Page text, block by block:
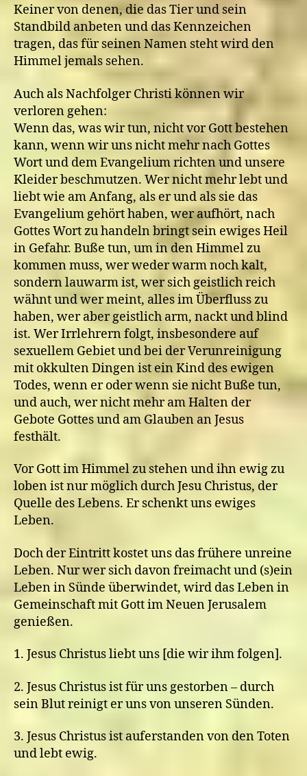
Keiner von denen, die das Tier und sein
Standbild anbeten und das Kennzeichen
tragen, das für seinen Namen steht wird den
Himmel jemals sehen.
Auch als Nachfolger Christi können wir
verloren gehen:
Wenn das, was wir tun, nicht vor Gott bestehen
kann, wenn wir uns nicht mehr nach Gottes
Wort und dem Evangelium richten und unsere
Kleider beschmutzen. Wer nicht mehr lebt und
liebt wie am Anfang, als er und als sie das
Evangelium gehört haben, wer aufhört, nach
Gottes Wort zu handeln bringt sein ewiges Heil
in Gefahr. Buße tun, um in den Himmel zu
kommen muss, wer weder warm noch kalt,
sondern lauwarm ist, wer sich geistlich reich
wähnt und wer meint, alles im Überfluss zu
haben, wer aber geistlich arm, nackt und blind
ist. Wer Irrlehrern folgt, insbesondere auf
sexuellem Gebiet und bei der Verunreinigung
mit okkulten Dingen ist ein Kind des ewigen
Todes, wenn er oder wenn sie nicht Buße tun,
und auch, wer nicht mehr am Halten der
Gebote Gottes und am Glauben an Jesus
festhält.
Vor Gott im Himmel zu stehen und ihn ewig zu
loben ist nur möglich durch Jesu Christus, der
Quelle des Lebens. Er schenkt uns ewiges
Leben.
Doch der Eintritt kostet uns das frühere unreine
Leben. Nur wer sich davon freimacht und (s)ein
Leben in Sünde überwindet, wird das Leben in
Gemeinschaft mit Gott im Neuen Jerusalem
genießen.
1. Jesus Christus liebt uns [die wir ihm folgen].
2. Jesus Christus ist für uns gestorben – durch
sein Blut reinigt er uns von unseren Sünden.
3. Jesus Christus ist auferstanden von den Toten
und lebt ewig.